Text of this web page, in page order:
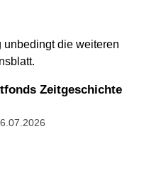
unbedingt die weiteren
Zeitgeschichte